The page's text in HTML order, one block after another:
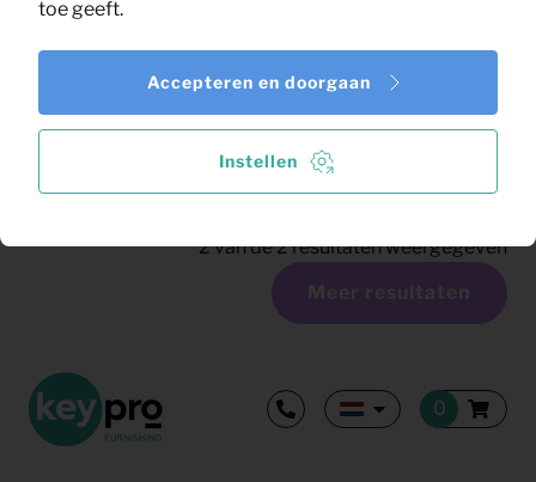
Kapstok staand
Per maand
2van de2resultaten weergegeven
Meer resultaten
toe geeft.
Instellen
Accepteren en doorgaan